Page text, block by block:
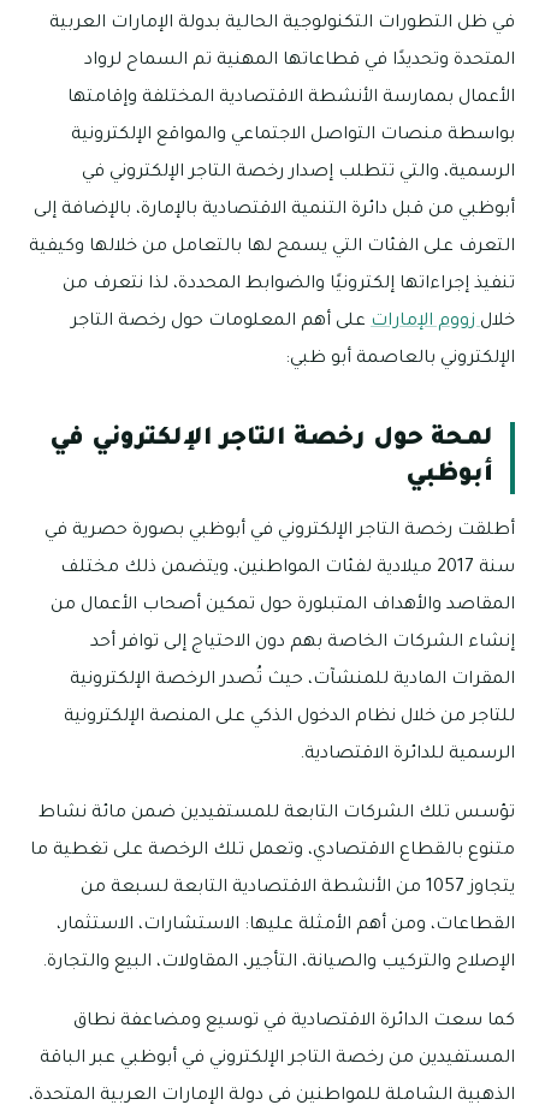
في ظل التطورات التكنولوجية الحالية بدولة الإمارات العربية
المتحدة وتحديدًا في قطاعاتها المهنية تم السماح لرواد
الأعمال بممارسة الأنشطة الاقتصادية المختلفة وإقامتها
بواسطة منصات التواصل الاجتماعي والمواقع الإلكترونية
الرسمية، والتي تتطلب إصدار رخصة التاجر الإلكتروني في
أبوظبي من قبل دائرة التنمية الاقتصادية بالإمارة، بالإضافة إلى
التعرف على الفئات التي يسمح لها بالتعامل من خلالها وكيفية
تنفيذ إجراءاتها إلكترونيًا والضوابط المحددة، لذا نتعرف من
خلالزووم الإمارات على أهم المعلومات حول رخصة التاجر
الإلكتروني بالعاصمة أبو ظبي:
لمحة حول رخصة التاجر الإلكتروني في
أبوظبي
أطلقت رخصة التاجر الإلكتروني في أبوظبي بصورة حصرية في
سنة 2017 ميلادية لفئات المواطنين، ويتضمن ذلك مختلف
المقاصد والأهداف المتبلورة حول تمكين أصحاب الأعمال من
إنشاء الشركات الخاصة بهم دون الاحتياج إلى توافر أحد
المقرات المادية للمنشآت، حيث تُصدر الرخصة الإلكترونية
للتاجر من خلال نظام الدخول الذكي على المنصة الإلكترونية
الرسمية للدائرة الاقتصادية.
تؤسس تلك الشركات التابعة للمستفيدين ضمن مائة نشاط
متنوع بالقطاع الاقتصادي، وتعمل تلك الرخصة على تغطية ما
يتجاوز 1057 من الأنشطة الاقتصادية التابعة لسبعة من
القطاعات، ومن أهم الأمثلة عليها: الاستشارات، الاستثمار،
الإصلاح والتركيب والصيانة، التأجير، المقاولات، البيع والتجارة.
كما سعت الدائرة الاقتصادية في توسيع ومضاعفة نطاق
المستفيدين من رخصة التاجر الإلكتروني في أبوظبي عبر الباقة
الذهبية الشاملة للمواطنين في دولة الإمارات العربية المتحدة،